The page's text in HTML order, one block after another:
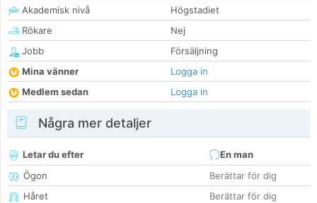
Akademisk nivå
Högstadiet
Rökare
Nej
Jobb
Försäljning
Mina vänner
Logga in
Medlem sedan
Logga in
Några mer detaljer
Letar du efter
En man
Ögon
Berättar för dig
Håret
Berättar för dig